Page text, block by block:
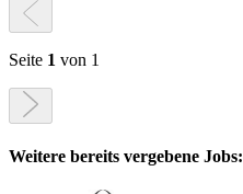
Seite 1 von 1
Weitere bereits vergebene Jobs: